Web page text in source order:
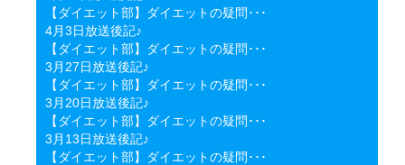
【ダイエット部】ダイエットの疑問･･･
4月3日放送後記♪
【ダイエット部】ダイエットの疑問･･･
3月27日放送後記♪
【ダイエット部】ダイエットの疑問･･･
3月20日放送後記♪
【ダイエット部】ダイエットの疑問･･･
3月13日放送後記♪
【ダイエット部】ダイエットの疑問･･･